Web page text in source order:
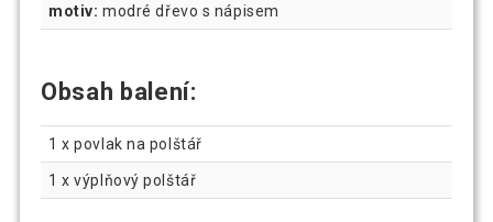
motiv: modré dřevo s nápisem
Obsah balení:
1 x povlak na polštář
1 x výplňový polštář